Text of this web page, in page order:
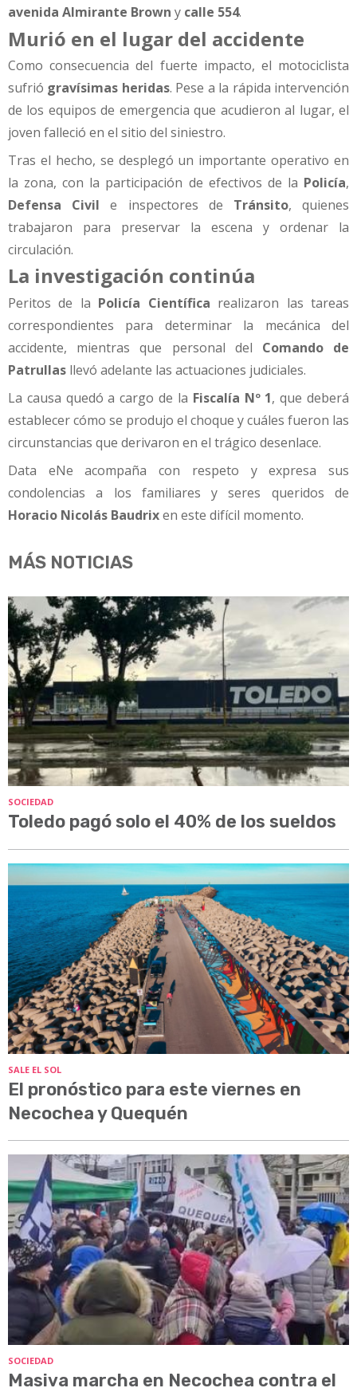
avenida Almirante Brown y calle 554.
Murió en el lugar del accidente
Como consecuencia del fuerte impacto, el motociclista
sufrió gravísimas heridas. Pese a la rápida intervención
de los equipos de emergencia que acudieron al lugar, el
joven falleció en el sitio del siniestro.
Tras el hecho, se desplegó un importante operativo en
la zona, con la participación de efectivos de la Policía,
Defensa Civil e inspectores de Tránsito, quienes
trabajaron para preservar la escena y ordenar la
circulación.
La investigación continúa
Peritos de la Policía Científica realizaron las tareas
correspondientes para determinar la mecánica del
accidente, mientras que personal del Comando de
Patrullas llevó adelante las actuaciones judiciales.
La causa quedó a cargo de la Fiscalía Nº 1, que deberá
establecer cómo se produjo el choque y cuáles fueron las
circunstancias que derivaron en el trágico desenlace.
Data eNe acompaña con respeto y expresa sus
condolencias a los familiares y seres queridos de
Horacio Nicolás Baudrixen este difícil momento.
MÁS NOTICIAS
SOCIEDAD
Toledo pagó solo el 40% de los sueldos
SALE EL SOL
El pronóstico para este viernes en
Necochea y Quequén
SOCIEDAD
Masiva marcha en Necochea contra el